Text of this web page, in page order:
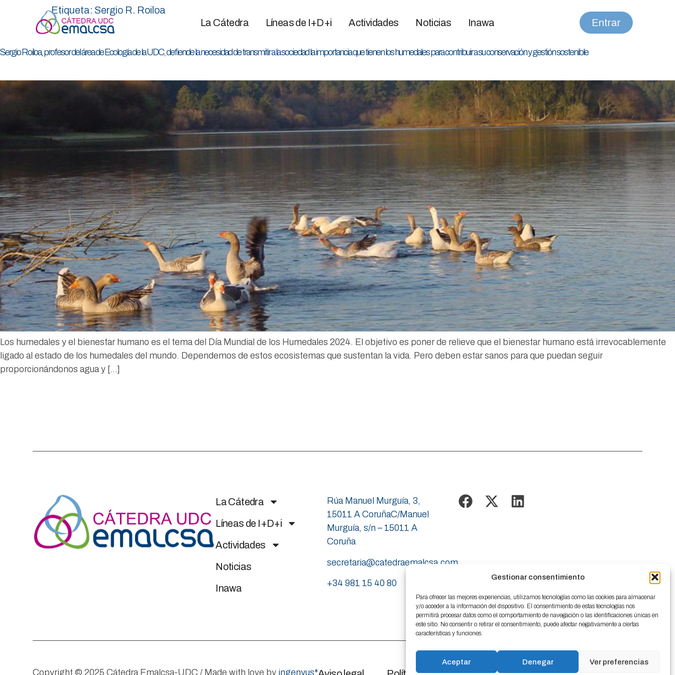
Gestionar consentimiento
Para ofrecer las mejores experiencias, utilizamos tecnologías como las cookies para almacenar
y/o acceder a la información del dispositivo. El consentimiento de estas tecnologías nos
permitirá procesar datos como el comportamiento de navegación o las identificaciones únicas en
este sitio. No consentir o retirar el consentimiento, puede afectar negativamente a ciertas
características y funciones.
Aceptar Denegar Ver preferencias
La Cátedra Líneas de I+D+i Actividades Noticias Inawa Entrar
Etiqueta: Sergio R. Roiloa
Sergio Roiloa, profesor del área de Ecología de la UDC, defiende la necesidad de transmitir a la sociedad la importancia que tienen los humedales para contribuir a su conservación y gestión sostenible
Los humedales y el bienestar humano es el tema del Día Mundial de los Humedales 2024. El objetivo es poner de relieve que el bienestar humano está irrevocablemente
ligado al estado de los humedales del mundo. Dependemos de estos ecosistemas que sustentan la vida. Pero deben estar sanos para que puedan seguir
proporcionándonos agua y […]
La Cátedra
Líneas de I+D+i
Actividades
Noticias
Inawa
Rúa Manuel Murguía, 3,
15011 A CoruñaC/Manuel
Murguía, s/n – 15011 A
Coruña
secretaria@catedraemalcsa.com
+34 981 15 40 80
Copyright © 2025 Cátedra Emalcsa-UDC / Made with love by ingenyus*